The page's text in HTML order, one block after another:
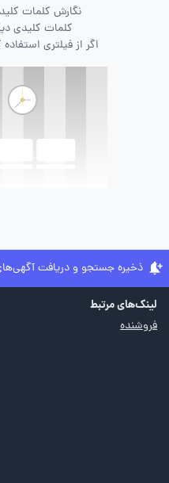
نگارش کلمات
کلمات کلیدی
اگر از فیلتری
ذخیره جستجو و دریافت
لینک‌های مرتبط
فروشنده